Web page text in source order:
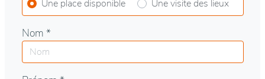
Une place disponible Une visite des lieux
Nom *